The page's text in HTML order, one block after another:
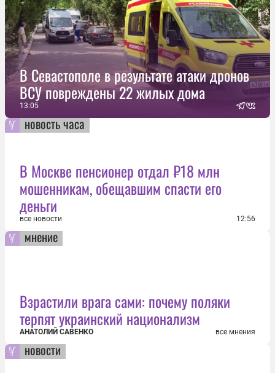
В Севастополе в результате атаки дронов
ВСУ повреждены 22 жилых дома
13:05
новость часа
В Москве пенсионер отдал ₽18 млн
мошенникам, обещавшим спасти его
деньги
все новости 12:56
мнение
Взрастили врага сами: почему поляки
терпят украинский национализм
АНАТОЛИЙ САВЕНКО все мнения
новости